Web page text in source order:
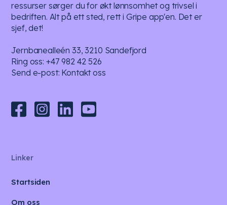
ressurser sørger du for økt lønnsomhet og trivsel i
bedriften. Alt på ett sted, rett i Gripe app'en. Det er
sjef, det!
Jernbanealleén 33, 3210 Sandefjord
Ring oss: +47 982 42 526
Send e-post: Kontakt oss
Linker
Startsiden
Om oss